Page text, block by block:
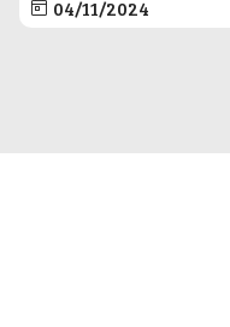
04/11/2024